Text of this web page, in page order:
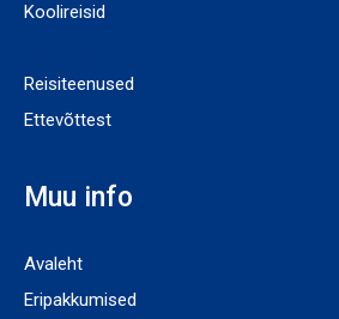
Koolireisid
Reisiteenused
Ettevõttest
Muu info
Avaleht
Eripakkumised